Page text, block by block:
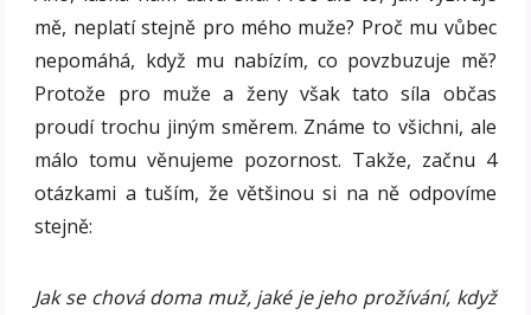
mě, neplatí stejně pro mého muže? Proč mu vůbec
nepomáhá, když mu nabízím, co povzbuzuje mě?
Protože pro muže a ženy však tato síla občas
proudí trochu jiným směrem. Známe to všichni, ale
málo tomu věnujeme pozornost. Takže, začnu 4
otázkami a tuším, že většinou si na ně odpovíme
stejně:
Jak se chová doma muž, jaké je jeho prožívání, když